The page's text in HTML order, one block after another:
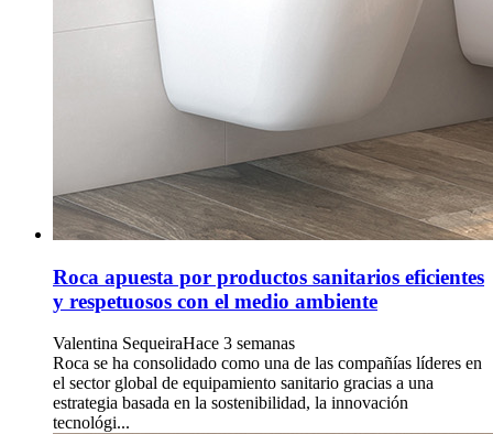
Roca apuesta por productos sanitarios eficientes
y respetuosos con el medio ambiente
Valentina SequeiraHace 3 semanas
Roca se ha consolidado como una de las compañías líderes en
el sector global de equipamiento sanitario gracias a una
estrategia basada en la sostenibilidad, la innovación
tecnológi...